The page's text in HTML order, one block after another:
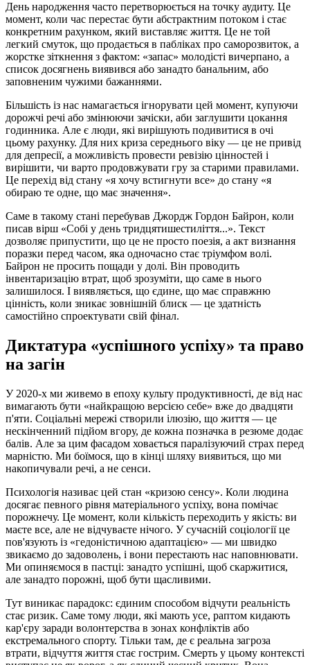
День народження часто перетворюється на точку аудиту. Це
момент, коли час перестає бути абстрактним потоком і стає
конкретним рахунком, який виставляє життя. Це не той
легкий смуток, що продається в пабліках про саморозвиток, а
жорстке зіткнення з фактом: «запас» молодісті вичерпано, а
список досягнень виявився або занадто банальним, або
заповненим чужими бажаннями.
Більшість із нас намагається ігнорувати цей момент, купуючи
дорожчі речі або змінюючи зачіски, аби заглушити цокання
годинника. Але є люди, які вирішують подивитися в очі
цьому рахунку. Для них криза середнього віку — це не привід
для депресії, а можливість провести ревізію цінностей і
вирішити, чи варто продовжувати гру за старими правилами.
Це перехід від стану «я хочу встигнути все» до стану «я
обираю те одне, що має значення».
Саме в такому стані перебував Джордж Гордон Байрон, коли
писав вірш «Собі у день тридцятишестиліття...». Текст
дозволяє припустити, що це не просто поезія, а акт визнання
поразки перед часом, яка одночасно стає тріумфом волі.
Байрон не просить пощади у долі. Він проводить
інвентаризацію втрат, щоб зрозуміти, що саме в нього
залишилося. І виявляється, що єдине, що має справжню
цінність, коли зникає зовнішній блиск — це здатність
самостійно спроектувати свій фінал.
Диктатура «успішного успіху» та право
на загін
У 2020-х ми живемо в епоху культу продуктивності, де від нас
вимагають бути «найкращою версією себе» вже до двадцяти
п'яти. Соціальні мережі створили ілюзію, що життя — це
нескінченний підйом вгору, де кожна позначка в резюме додає
балів. Але за цим фасадом ховається паралізуючий страх перед
марністю. Ми боїмося, що в кінці шляху виявиться, що ми
накопичували речі, а не сенси.
Психологія називає цей стан «кризою сенсу». Коли людина
досягає певного рівня матеріального успіху, вона помічає
порожнечу. Це момент, коли кількість переходить у якість: ви
маєте все, але не відчуваєте нічого. У сучасній соціології це
пов'язують із «гедоністичною адаптацією» — ми швидко
звикаємо до задоволень, і вони перестають нас наповнювати.
Ми опиняємося в пастці: занадто успішні, щоб скаржитися,
але занадто порожні, щоб бути щасливими.
Тут виникає парадокс: єдиним способом відчути реальність
стає ризик. Саме тому люди, які мають усе, раптом кидають
кар'єру заради волонтерства в зонах конфліктів або
екстремального спорту. Тільки там, де є реальна загроза
втрати, відчуття життя стає гострим. Смерть у цьому контексті